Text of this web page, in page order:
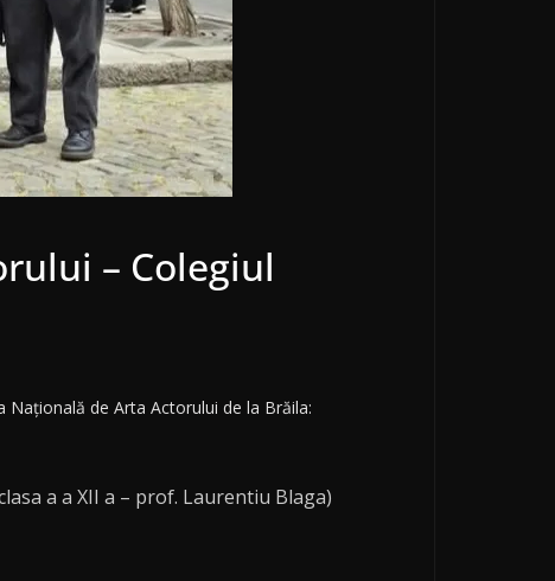
– Colegiul
Națională de Arta Actorului de la Brăila:
a a XII a – prof. Laurentiu Blaga)